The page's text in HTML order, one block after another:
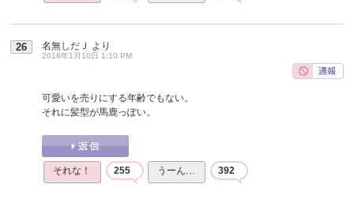
26 名無しだＪ より
2016年1月10日 1:10 PM
可愛いを売りにする年齢でもない。
それに髪型が馬鹿っぽい。
それな！ 255 うーん… 392